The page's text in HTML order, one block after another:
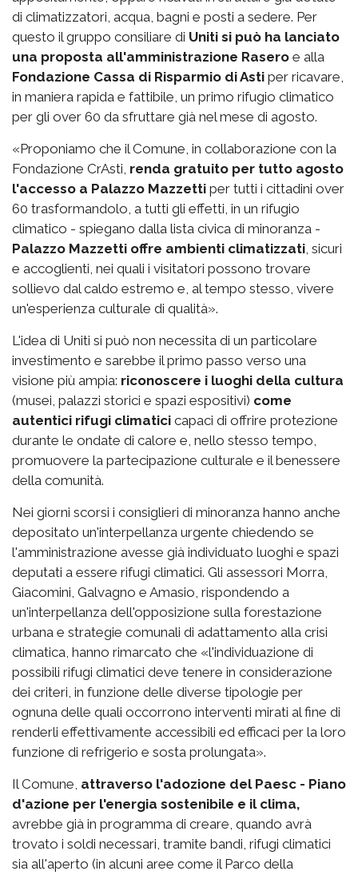
di climatizzatori, acqua, bagni e posti a sedere. Per
questo il gruppo consiliare di Uniti si può ha lanciato
una proposta all'amministrazione Rasero e alla
Fondazione Cassa di Risparmio di Asti per ricavare,
in maniera rapida e fattibile, un primo rifugio climatico
per gli over 60 da sfruttare già nel mese di agosto.
«Proponiamo che il Comune, in collaborazione con la
Fondazione CrAsti, renda gratuito per tutto agosto
l'accesso a Palazzo Mazzetti per tutti i cittadini over
60 trasformandolo, a tutti gli effetti, in un rifugio
climatico - spiegano dalla lista civica di minoranza -
Palazzo Mazzetti offre ambienti climatizzati, sicuri
e accoglienti, nei quali i visitatori possono trovare
sollievo dal caldo estremo e, al tempo stesso, vivere
un'esperienza culturale di qualità».
L'idea di Uniti si può non necessita di un particolare
investimento e sarebbe il primo passo verso una
visione più ampia: riconoscere i luoghi della cultura
(musei, palazzi storici e spazi espositivi) come
autentici rifugi climatici capaci di offrire protezione
durante le ondate di calore e, nello stesso tempo,
promuovere la partecipazione culturale e il benessere
della comunità.
Nei giorni scorsi i consiglieri di minoranza hanno anche
depositato un'interpellanza urgente chiedendo se
l'amministrazione avesse già individuato luoghi e spazi
deputati a essere rifugi climatici. Gli assessori Morra,
Giacomini, Galvagno e Amasio, rispondendo a
un'interpellanza dell'opposizione sulla forestazione
urbana e strategie comunali di adattamento alla crisi
climatica, hanno rimarcato che «l'individuazione di
possibili rifugi climatici deve tenere in considerazione
dei criteri, in funzione delle diverse tipologie per
ognuna delle quali occorrono interventi mirati al fine di
renderli effettivamente accessibili ed efficaci per la loro
funzione di refrigerio e sosta prolungata».
Il Comune, attraverso l'adozione del Paesc - Piano
d'azione per l'energia sostenibile e il clima,
avrebbe già in programma di creare, quando avrà
trovato i soldi necessari, tramite bandi, rifugi climatici
sia all'aperto (in alcuni aree come il Parco della